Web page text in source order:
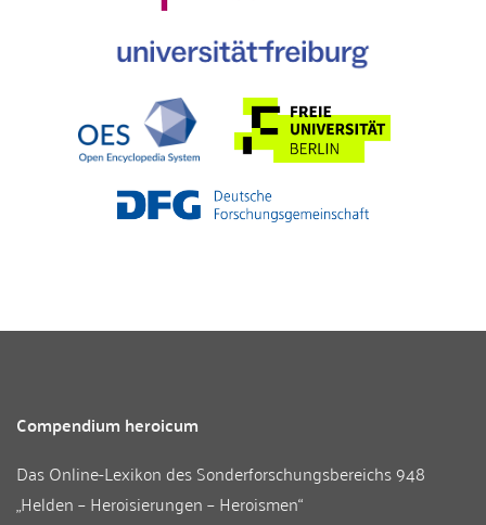
Compendium heroicum
Das Online-Lexikon desSonderforschungsbereichs 948
„Helden – Heroisierungen – Heroismen“